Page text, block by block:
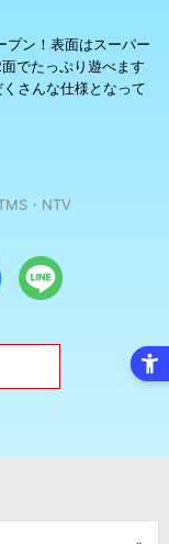
プン！表面はスーパー
でたっぷり遊べます
さんな仕様となって
・NTV